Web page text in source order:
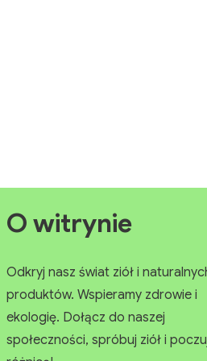
O witrynie
Odkryj nasz świat ziół i naturalnych
produktów. Wspieramy zdrowie i
ekologię. Dołącz do naszej
społeczności, spróbuj ziół i poczuj